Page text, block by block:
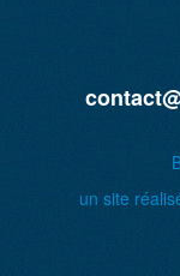
un site